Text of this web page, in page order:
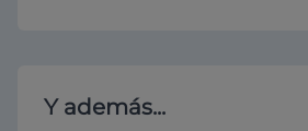
Y además...